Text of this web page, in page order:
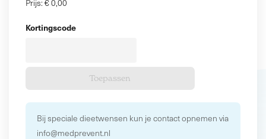
Prijs: € 0,00
Kortingscode
Bij speciale dieetwensen kun je contact opnemen via
info@medprevent.nl